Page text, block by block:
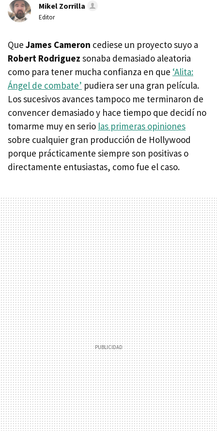
Mikel Zorrilla
Editor
Que James Cameron cediese un proyecto suyo a
Robert Rodriguez sonaba demasiado aleatoria
como para tener mucha confianza en que ‘Alita:
Ángel de combate’ pudiera ser una gran película.
Los sucesivos avances tampoco me terminaron de
convencer demasiado y hace tiempo que decidí no
tomarme muy en serio las primeras opiniones
sobre cualquier gran producción de Hollywood
porque prácticamente siempre son positivas o
directamente entusiastas, como fue el caso.